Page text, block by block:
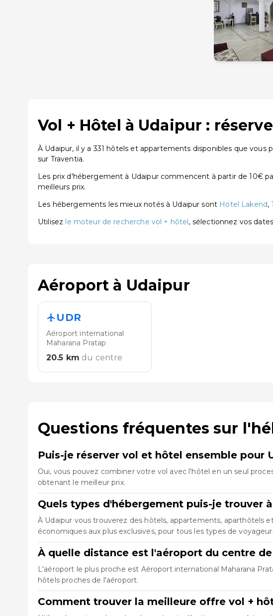
Vol + Hôtel à Udaipur :
À Udaipur, il y a 331 hôtels et appartements disponibles que
sur Traventia.
Les prix d'hébergement à Udaipur commencent à partir de 10€
meilleurs prix.
Les hébergements les mieux notés à Udaipur sont Hotel Lakend,
Utilisez le moteur de recherche vol + hôtel, sélectionnez vos
Aéroport à Udaipur
UDR
Aéroport international
Maharana Pratap
20.5 km du centre
Questions fréquentes sur
Puis-je réserver vol et hôtel ensemble pour
Oui, vous pouvez combiner votre vol avec l'hôtel en un seul
obtenant le meilleur prix.
Quels types d'hébergement puis-je trouver
À Udaipur vous trouverez des hôtels, appartements, aparthôtels
économiques aux plus exclusives, pour tous les types de
À quelle distance est l'aéroport du centre
L'aéroport le plus proche est Aéroport international Maharana
hôtels proches de l'aéroport.
Comment trouver la meilleure offre vol +